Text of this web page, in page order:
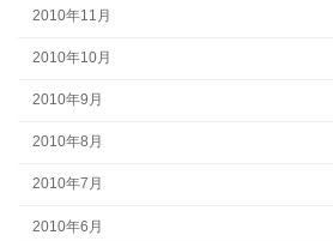
2010年11月
2010年10月
2010年9月
2010年8月
2010年7月
2010年6月